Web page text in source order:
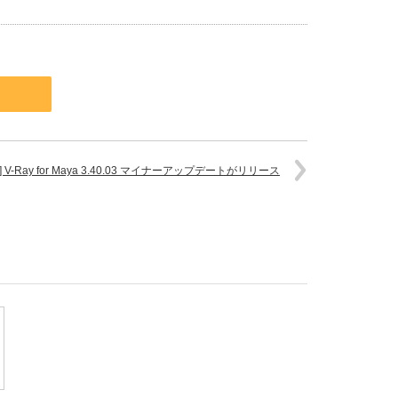
V-Ray for Maya 3.40.03 マイナーアップデートがリリース